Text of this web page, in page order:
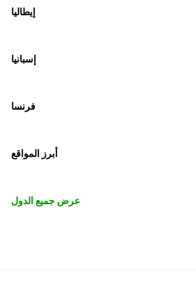
إيطاليا
إسبانيا
فرنسا
أبرز المواقع
عرض جميع الدول